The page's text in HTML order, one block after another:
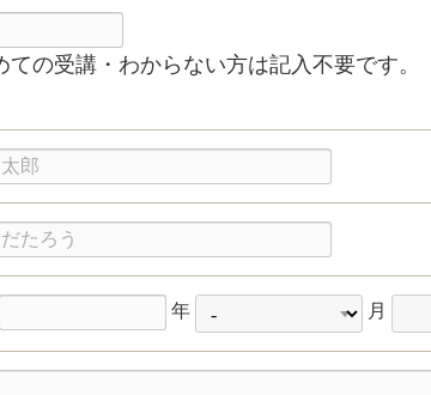
ての受講・わからない方は記入不要です。
年 月